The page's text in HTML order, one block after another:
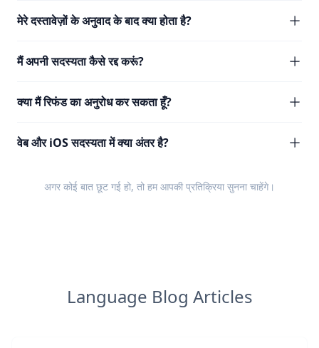
मेरे दस्तावेज़ों के अनुवाद के बाद क्या होता है?
मैं अपनी सदस्यता कैसे रद्द करूं?
क्या मैं रिफंड का अनुरोध कर सकता हूँ?
वेब और iOS सदस्यता में क्या अंतर है?
अगर कोई बात छूट गई हो, तो हम आपकी प्रतिक्रिया सुनना चाहेंगे।
Language Blog Articles